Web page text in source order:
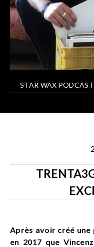
STAR WAX
Après avoir créé une
en 2017 que